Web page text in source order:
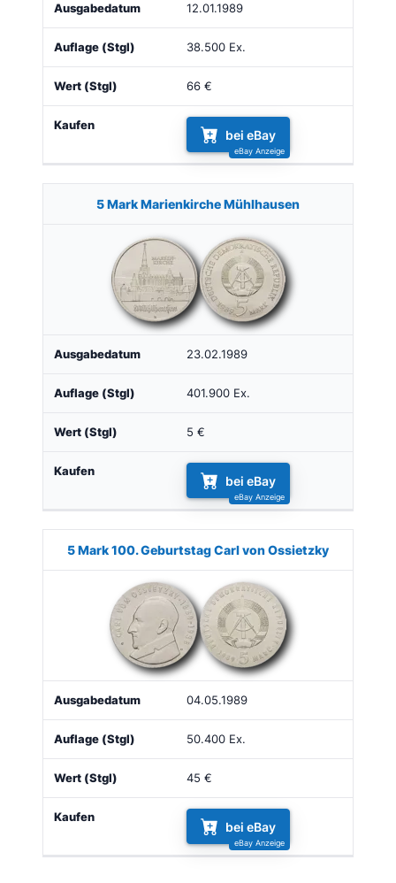
12.01.1989
38.500 Ex.
66 €
bei eBay
5 Mark Marienkirche Mühlhausen
23.02.1989
401.900 Ex.
5 €
bei eBay
5 Mark 100. Geburtstag Carl von Ossietzky
04.05.1989
50.400 Ex.
45 €
bei eBay